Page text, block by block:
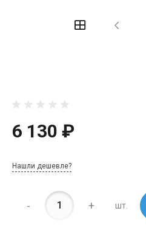
6 130 ₽
Нашли дешевле?
- + шт.